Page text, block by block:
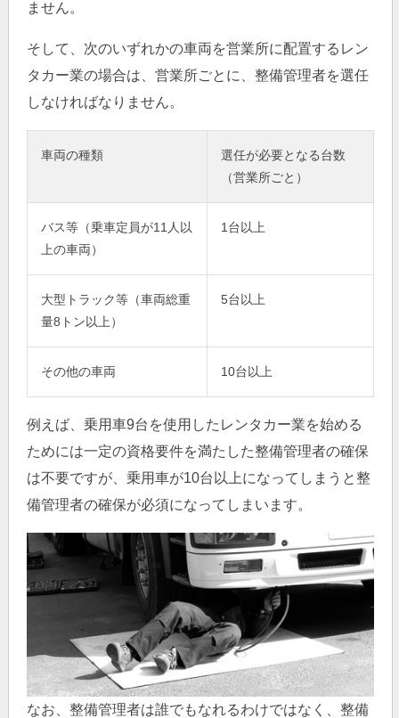
ません。
そして、次のいずれかの車両を営業所に配置するレン
タカー業の場合は、営業所ごとに、整備管理者を選任
しなければなりません。
車両の種類
選任が必要となる台数
（営業所ごと）
バス等（乗車定員が11人以
上の車両）
1台以上
大型トラック等（車両総重
量8トン以上）
5台以上
その他の車両 10台以上
例えば、乗用車9台を使用したレンタカー業を始める
ためには一定の資格要件を満たした整備管理者の確保
は不要ですが、乗用車が10台以上になってしまうと整
備管理者の確保が必須になってしまいます。
なお、整備管理者は誰でもなれるわけではなく、整備